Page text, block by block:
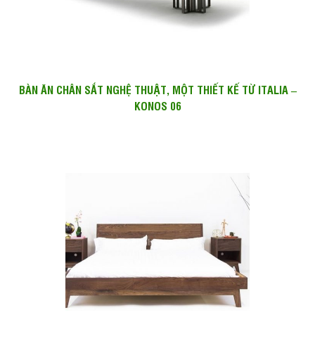
BÀN ĂN CHÂN SẮT NGHỆ THUẬT, MỘT THIẾT KẾ TỪ ITALIA –
KONOS 06